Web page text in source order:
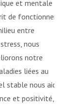
et mentale
de fonctionner
entre
nous
notre
liées au
stable nous aide
et positivité,